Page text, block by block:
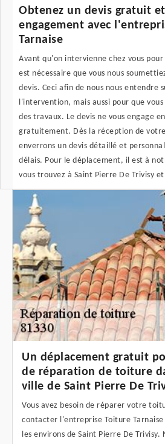
Obtenez un devis gratuit
engagement avec
Tarnaise
Avant qu'on intervienne chez vous
est nécessaire que vous nous
devis. Ceci afin de nous nous entendre
l'intervention, mais aussi pour que
des travaux. Le devis ne vous engage
gratuitement. Dès la réception de
enverrons un devis détaillé et
délais. Pour le déplacement, il est à
vous trouvez à Saint Pierre De Trivisy et
Un déplacement gratuit
de réparation de toiture
ville de Saint Pierre De
Vous avez besoin de réparer votre
contacter l'entreprise Toiture Tarnaise
les environs de Saint Pierre De Trivisy.